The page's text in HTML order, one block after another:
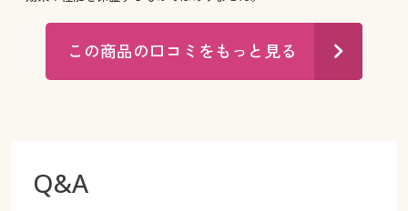
この商品の口コミをもっと見る
Q&A